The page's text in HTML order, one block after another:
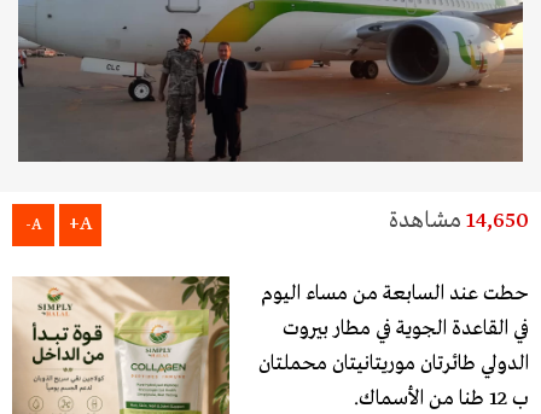
14,650 مشاهدة A+
A-
حطت عند السابعة من مساء اليوم
في القاعدة الجوية في مطار بيروت
الدولي طائرتان موريتانيتان محملتان
ب 12 طنا من الأسماك.